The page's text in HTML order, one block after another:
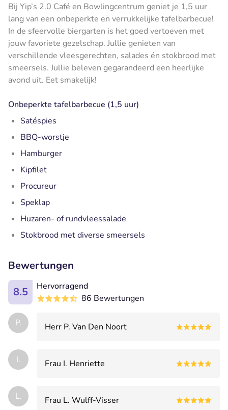
Bij Yip’s 2.0 Café en Bowlingcentrum geniet je 1,5 uur
lang van een onbeperkte en verrukkelijke tafelbarbecue!
In de sfeervolle biergarten is het goed vertoeven met
jouw favoriete gezelschap. Jullie genieten van
verschillende vleesgerechten, salades én stokbrood met
smeersels. Jullie beleven gegarandeerd een heerlijke
avond uit. Eet smakelijk!
Onbeperkte tafelbarbecue (1,5 uur)
Satéspies
BBQ-worstje
Hamburger
Kipfilet
Procureur
Speklap
Huzaren- of rundvleessalade
Stokbrood met diverse smeersels
Bewertungen
8.5
Hervorragend
86 Bewertungen
P. Herr P. Van Den Noort
I. Frau I. Henriette
L. Frau L. Wulff-Visser